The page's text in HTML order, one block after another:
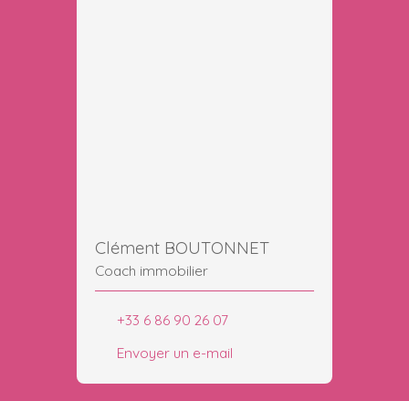
Clément BOUTONNET
Coach immobilier
+33 6 86 90 26 07
Envoyer un e-mail